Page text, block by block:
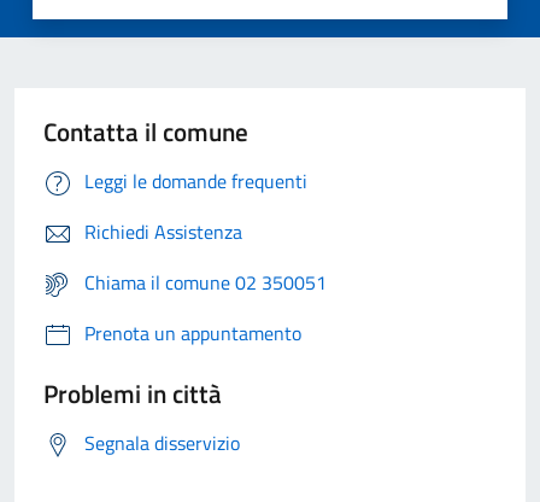
Contatta il comune
Leggi le domande frequenti
Richiedi Assistenza
Chiama il comune 02 350051
Prenota un appuntamento
Problemi in città
Segnala disservizio